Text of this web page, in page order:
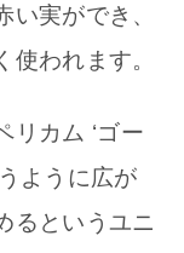
実ができ、
われます。
リカム ‘ゴー
ように広が
るというユニ